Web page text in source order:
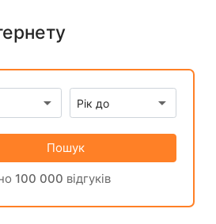
Пошук
100 000 відгуків